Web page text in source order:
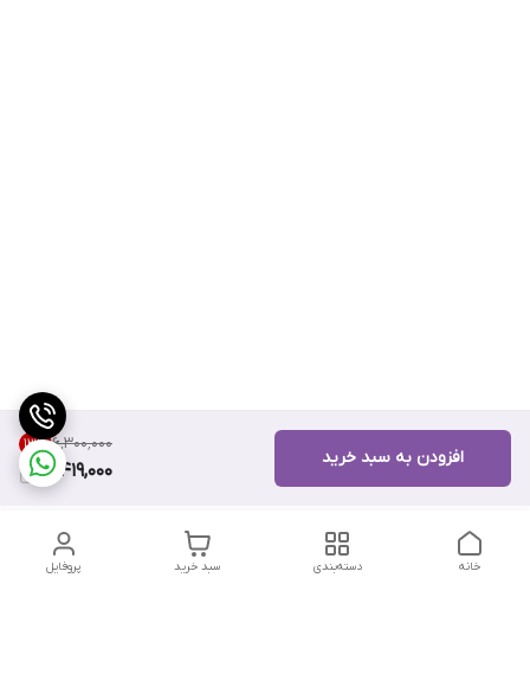
۶٬۳۰۰٬۰۰۰ 13%
5,419,000
افزودن به سبد خرید
پروفایل سبد خرید دسته‌بندی خانه